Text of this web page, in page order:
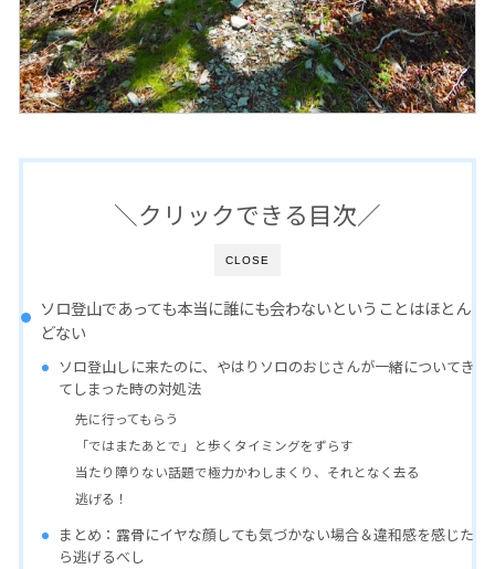
CLOSE
＼クリックできる目次／
ソロ登山であっても本当に誰にも会わないということはほとん
どない
ソロ登山しに来たのに、やはりソロのおじさんが一緒についてき
てしまった時の対処法
先に行ってもらう
「ではまたあとで」と歩くタイミングをずらす
当たり障りない話題で極力かわしまくり、それとなく去る
逃げる！
まとめ：露骨にイヤな顔しても気づかない場合＆違和感を感じた
ら逃げるべし